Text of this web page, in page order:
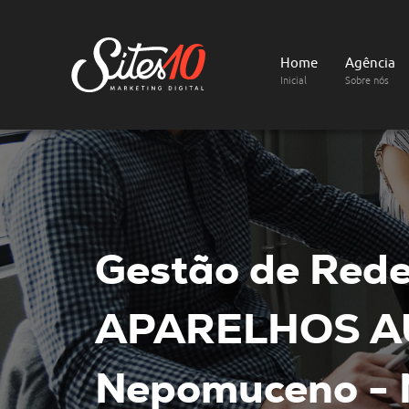
Home
Inicial
Agência
Sobre nós
Gestão de
APARELHOS
Nepomuceno -